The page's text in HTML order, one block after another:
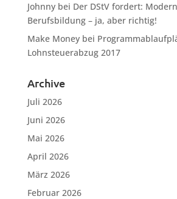
Johnnybei Der DStV fordert:
Berufsbildung – ja, aber richtig!
Make Moneybei
Lohnsteuerabzug 2017
Archive
Juli 2026
Juni 2026
Mai 2026
April 2026
März 2026
Februar 2026